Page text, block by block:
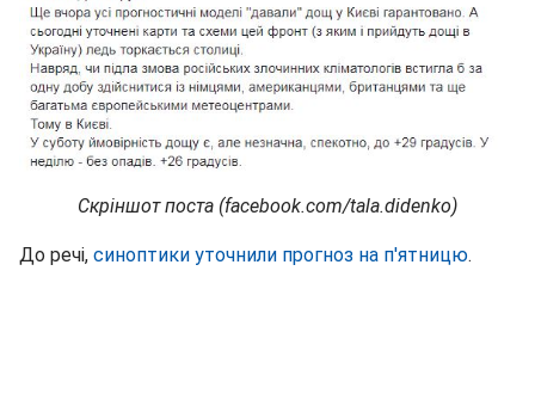
Скріншот поста (facebook.com/tala.didenko)
До речі, синоптики уточнили прогноз на п'ятницю.